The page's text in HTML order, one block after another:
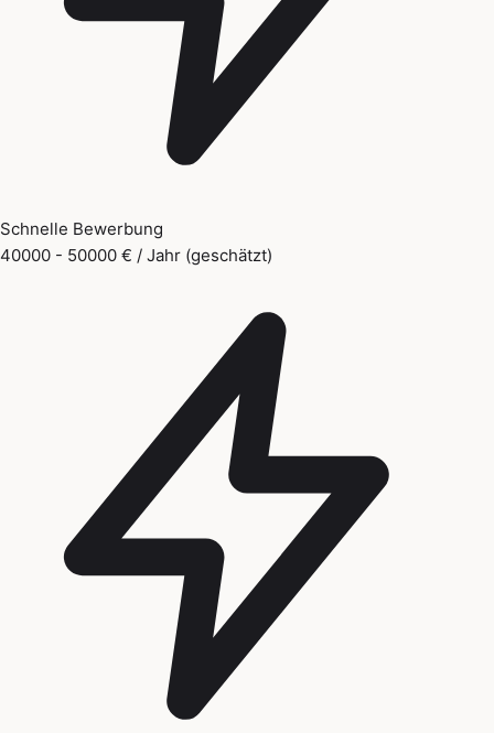
Schnelle Bewerbung
40000 - 50000 € / Jahr (geschätzt)